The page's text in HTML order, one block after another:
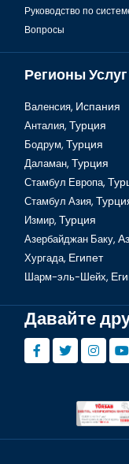
Руководство по
Вопросы
Регионы
Валенсия, Испания
Анталия, Турция
Бодрум, Турция
Даламан, Турция
Стамбул Европа,
Стамбул Азия,
Измир, Турция
Азербайджан Баку,
Хургада, Египет
Шарм-эль-Шейх,
Давайте